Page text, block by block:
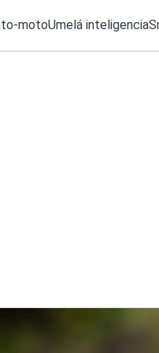
motoUmelá inteligencia